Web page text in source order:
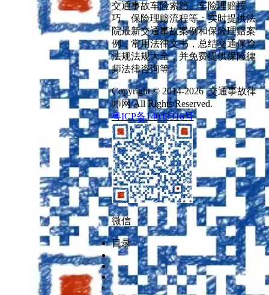
交通事故车险索赔、车险理赔技
巧、保险理赔流程等；实时提供法
院最新交通事故案例和保险理赔案
例，常用法律文书，总结交通保险
法规法规大全，并免费提供保险律
师法律咨询等。
Copyright © 2014-2026 交通事故律
师网 All Rights Reserved.
粤ICP备14043318号
微信
目录